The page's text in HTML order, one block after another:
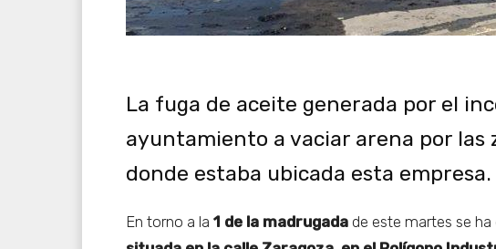
La fuga de aceite generada por el
ayuntamiento a vaciar arena por las
donde estaba ubicada esta empresa.
En torno a la 1 de la madrugada de este martes se ha